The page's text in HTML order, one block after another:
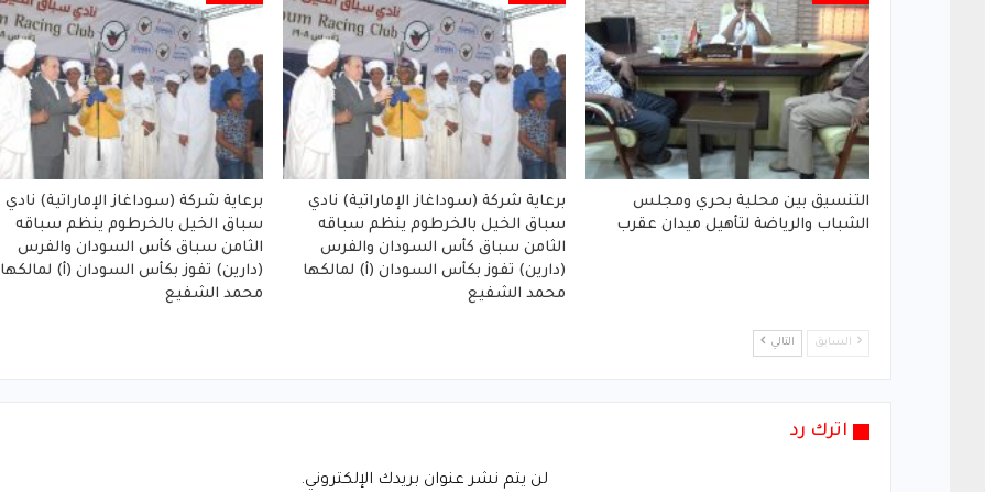
التنسيق بين محلية بحري ومجلس
الشباب والرياضة لتأهيل ميدان عقرب
برعاية شركة (سوداغاز الإماراتية) نادي
سباق الخيل بالخرطوم ينظم سباقه
الثامن سباق كأس السودان والفرس
(دارين) تفوز بكأس السودان (أ) لمالكها
محمد الشفيع
برعاية شركة (سوداغاز الإماراتية) نادي
سباق الخيل بالخرطوم ينظم سباقه
الثامن سباق كأس السودان والفرس
(دارين) تفوز بكأس السودان (أ) لمالكها
محمد الشفيع
السابق التالي
اترك رد
لن يتم نشر عنوان بريدك الإلكتروني.